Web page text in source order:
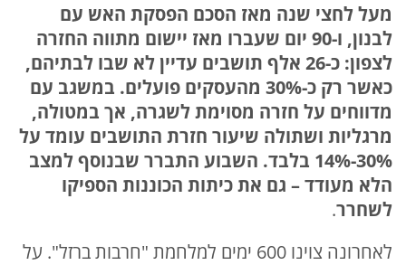
מעל לחצי שנה מאז הסכם הפסקת האש עם
לבנון, ו-90 יום שעברו מאז יישום מתווה החזרה
לצפון: כ-26 אלף תושבים עדיין לא שבו לבתיהם,
כאשר רק כ-30% מהעסקים פועלים. במשגב עם
מדווחים על חזרה מסוימת לשגרה, אך במטולה,
מרגליות ושתולה שיעור חזרת התושבים עומד על
30%-14% בלבד. השבוע התברר שבנוסף למצב
הלא מעודד – גם את כיתות הכוננות הספיקו
לשחרר.
לאחרונה צוינו 600 ימים למלחמת "חרבות ברזל". על